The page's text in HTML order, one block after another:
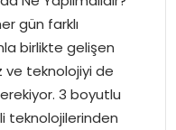
gün farklı
birlikte gelişen
ve teknolojiyi de
3 boyutlu
teknolojilerinden